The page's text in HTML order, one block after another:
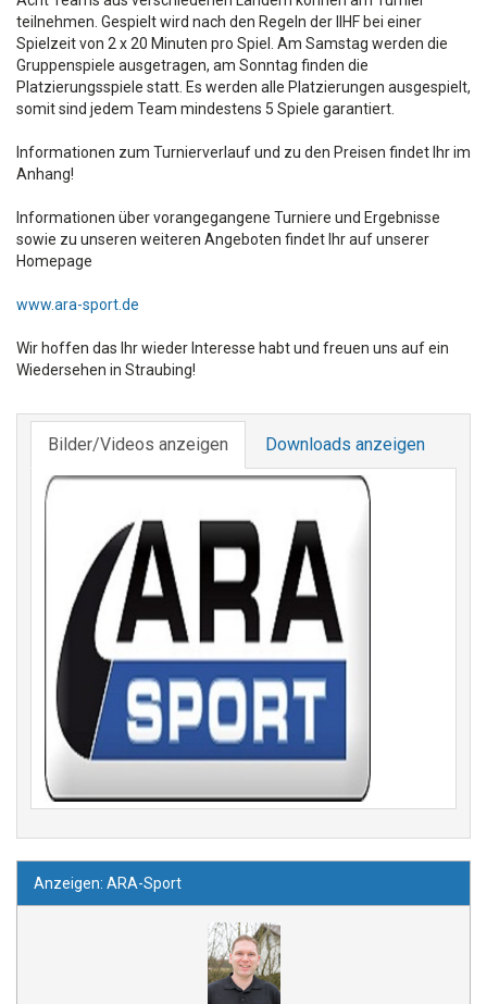
teilnehmen. Gespielt wird nach den Regeln der IIHF bei einer
Spielzeit von 2 x 20 Minuten pro Spiel. Am Samstag werden die
Gruppenspiele ausgetragen, am Sonntag finden die
Platzierungsspiele statt. Es werden alle Platzierungen ausgespielt,
somit sind jedem Team mindestens 5 Spiele garantiert.
Informationen zum Turnierverlauf und zu den Preisen findet Ihr im
Anhang!
Informationen über vorangegangene Turniere und Ergebnisse
sowie zu unseren weiteren Angeboten findet Ihr auf unserer
Homepage
www.ara-sport.de
Wir hoffen das Ihr wieder Interesse habt und freuen uns auf ein
Wiedersehen in Straubing!
Bilder/Videos anzeigen Downloads anzeigen
Anzeigen: ARA-Sport